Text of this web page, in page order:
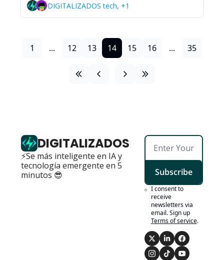
DIGITALIZADOS tech, +1
1 ... 12 13 14 15 16 ... 35
DIGITALIZADOS
⚡Se más inteligente en IA y
tecnología emergente en 5
minutos 😎
Subscribe
I consent to
receive
newsletters via
email. Sign up
Terms of service.